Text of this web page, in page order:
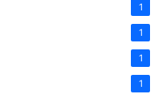
1
1
1
1